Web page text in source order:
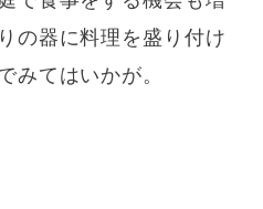
の器に料理を盛り付け
みてはいかが。